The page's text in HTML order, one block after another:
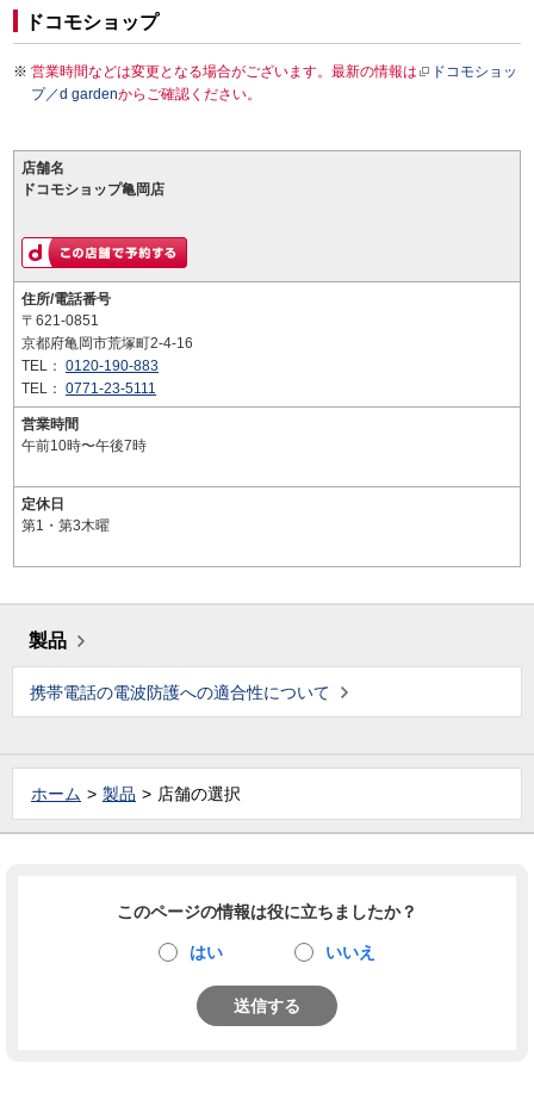
ドコモショップ
営業時間などは変更となる場合がございます。最新の情報は
ドコモショッ
プ／d gardenからご確認ください。
店舗名
ドコモショップ亀岡店
住所/電話番号
〒621-0851
京都府亀岡市荒塚町2-4-16
TEL： 0120-190-883
TEL： 0771-23-5111
営業時間
午前10時〜午後7時
定休日
第1・第3木曜
製品
携帯電話の電波防護への適合性について
ホーム 製品 店舗の選択
このページの情報は役に立ちましたか？
はい いいえ
送信する